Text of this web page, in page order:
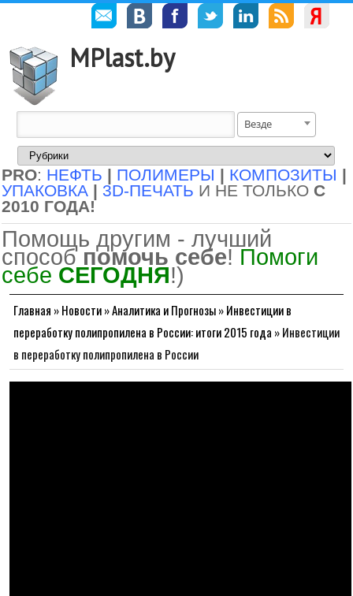
MPlast.by
Везде
PRO: НЕФТЬ | ПОЛИМЕРЫ | КОМПОЗИТЫ |
УПАКОВКА | 3D-ПЕЧАТЬ И НЕ ТОЛЬКО С
2010 ГОДА!
Помощь другим - лучший
способ помочь себе! Помоги
себе СЕГОДНЯ!)
Главная »Новости»Аналитика и Прогнозы»Инвестиции в
переработку полипропилена в России: итоги 2015 года »Инвестиции
в переработку полипропилена в России